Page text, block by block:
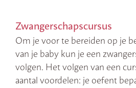
Zwangerschapscursus
Om je voor te bereiden op je
van je baby kun je een
volgen. Het volgen van een
aantal voordelen: je oefent